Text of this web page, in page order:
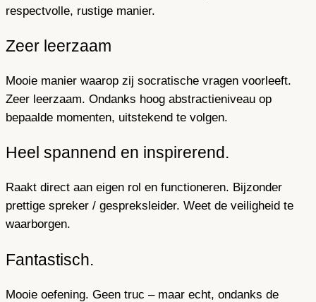
respectvolle, rustige manier.
Zeer leerzaam
Mooie manier waarop zij socratische vragen voorleeft.
Zeer leerzaam. Ondanks hoog abstractieniveau op
bepaalde momenten, uitstekend te volgen.
Heel spannend en inspirerend.
Raakt direct aan eigen rol en functioneren. Bijzonder
prettige spreker / gespreksleider. Weet de veiligheid te
waarborgen.
Fantastisch.
Mooie oefening. Geen truc – maar echt, ondanks de